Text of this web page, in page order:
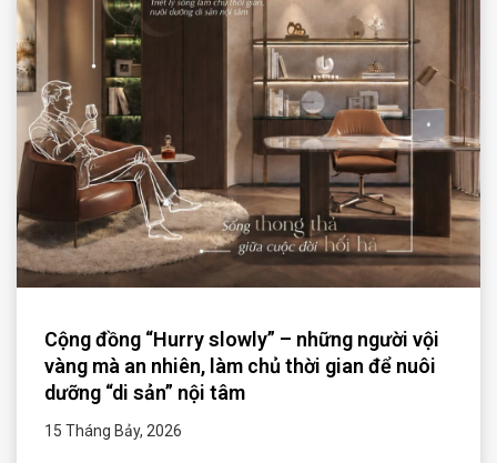
Cộng đồng “Hurry slowly” – những người vội
vàng mà an nhiên, làm chủ thời gian để nuôi
dưỡng “di sản” nội tâm
15 Tháng Bảy, 2026